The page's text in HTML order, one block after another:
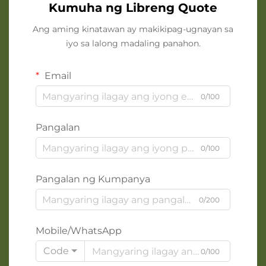
Kumuha ng Libreng Quote
Ang aming kinatawan ay makikipag-ugnayan sa
iyo sa lalong madaling panahon.
Email
0/100
Pangalan
0/100
Pangalan ng Kumpanya
0/200
Mobile/WhatsApp
Code
0/100